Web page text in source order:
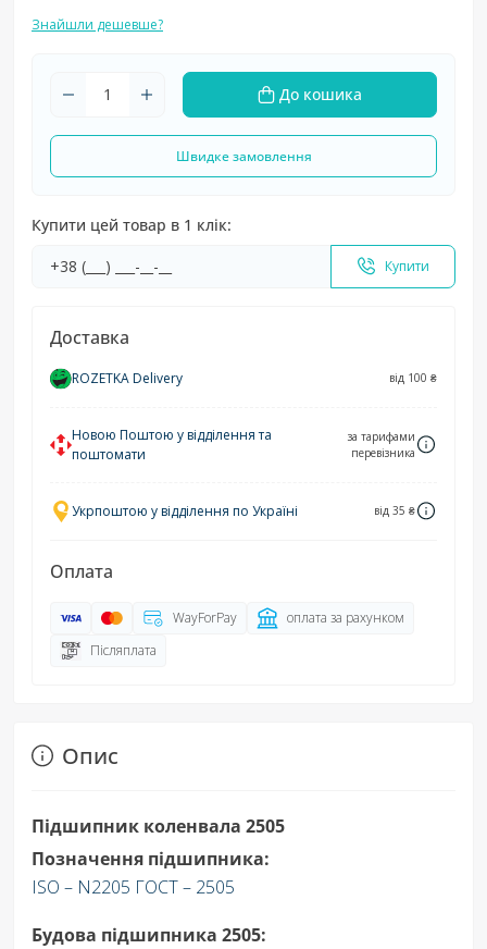
Знайшли дешевше?
До кошика
Швидке замовлення
Купити цей товар в 1 клік:
Купити
Доставка
ROZETKA Delivery від 100 ₴
Новою Поштою у відділення та
поштомати
за тарифами
перевізника
Укрпоштою у відділення по Україні від 35 ₴
Оплата
WayForPay
оплата за рахунком
Післяплата
Опис
Підшипник коленвала 2505
Позначення підшипника:
ISO – N2205 ГОСТ – 2505
Будова підшипника 2505: